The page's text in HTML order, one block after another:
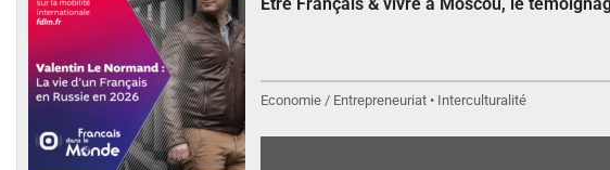
Etre Français & vivre à Moscou, le
Economie / Entrepreneuriat • Interculturalité